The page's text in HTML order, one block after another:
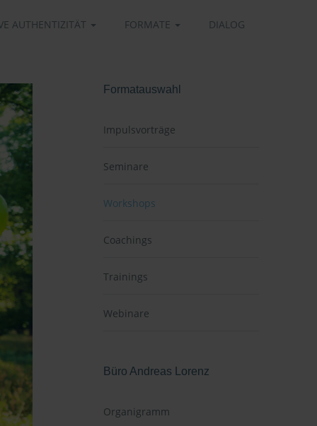
AUTHENTIZITÄT FORMATE DIALOG
Formatauswahl
Impulsvorträge
Seminare
Workshops
Coachings
Trainings
Webinare
Büro Andreas Lorenz
Organigramm